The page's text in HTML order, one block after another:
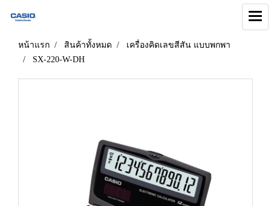
หน้าแรก สินค้าทั้งหมด
เครื่องคิดเลขสีสัน แบบพกพา
SX-220-W-DH